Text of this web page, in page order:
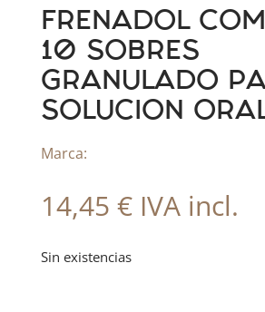
FRENADOL
10 SOBRES
GRANULADO
SOLUCION
Marca:
14,45 € IVA incl.
Sin existencias